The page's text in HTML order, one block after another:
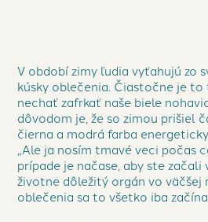
V období zimy ľudia vyťahujú zo
kúsky oblečenia. Čiastočne je to
nechať zafrkať naše biele
dôvodom je, že so zimou prišiel
čierna a modrá farba
„Ale ja nosím tmavé veci počas
prípade je načase, aby ste
životne dôležitý orgán vo väčšej
oblečenia sa to všetko iba